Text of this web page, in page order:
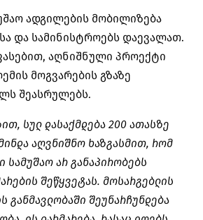
ადგილების მობილიზება
და სამინისტროებს დაევალათ.
აღნიშნული პროექტი
მოგვარების გზაზე
შეასრულებს.
სულ დასაქმდება 200 ათასზე
აღვნიშნო ხაზგასმით, რომ
სამუშაო არ განაპირობებს
შეწყვეტას. მოსარგებლის
განმავლობაში შეუნარჩუნდება